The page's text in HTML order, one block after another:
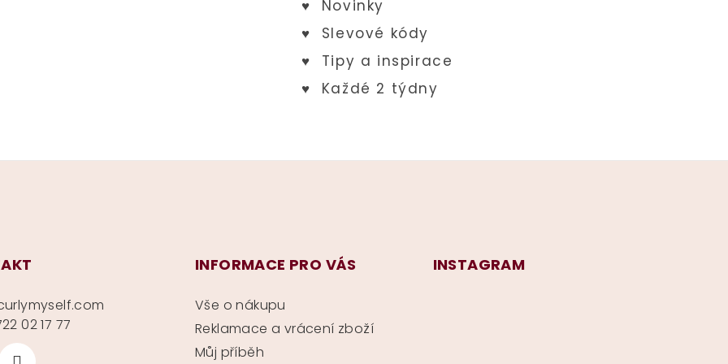
02 17 77
INFORMACE PRO VÁS
Vše o nákupu
Reklamace a vrácení zboží
Můj příběh
INSTAGRAM